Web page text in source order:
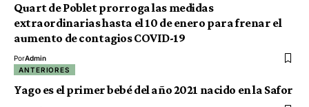
Quart de Poblet prorroga las medidas
extraordinarias hasta el 10 de enero para frenar el
aumento de contagios COVID-19
PorAdmin
ANTERIORES
Yago es el primer bebé del año 2021 nacido en la Safor